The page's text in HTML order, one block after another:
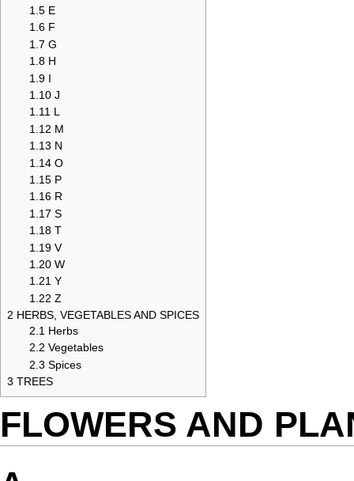
1.5 E
1.6 F
1.7 G
1.8 H
1.9 I
1.10 J
1.11 L
1.12 M
1.13 N
1.14 O
1.15 P
1.16 R
1.17 S
1.18 T
1.19 V
1.20 W
1.21 Y
1.22 Z
2 HERBS, VEGETABLES AND SPICES
2.1 Herbs
2.2 Vegetables
2.3 Spices
3 TREES
FLOWERS AND